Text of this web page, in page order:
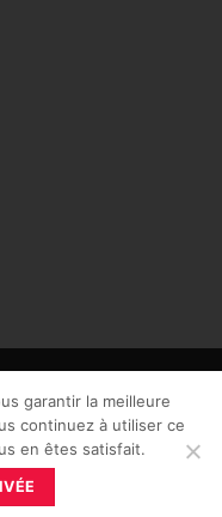
| Site web réalisé par
garantir la meilleure
continuez à utiliser ce
en êtes satisfait.